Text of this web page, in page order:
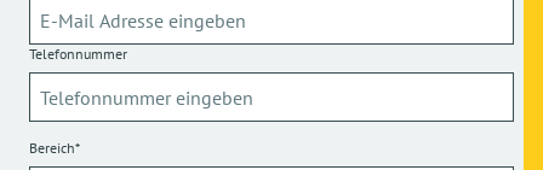
Telefonnummer
Bereich*